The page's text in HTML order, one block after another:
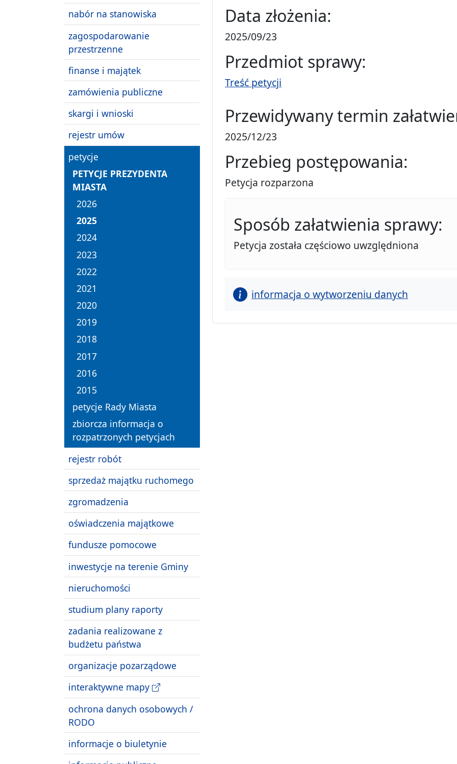
nabór na stanowiska
zagospodarowanie
przestrzenne
finanse i majątek
zamówienia publiczne
skargi i wnioski
rejestr umów
petycje
PETYCJE PREZYDENTA
MIASTA
2026
2025
2024
2023
2022
2021
2020
2019
2018
2017
2016
2015
petycje Rady Miasta
zbiorcza informacja o
rozpatrzonych petycjach
rejestr robót
sprzedaż majątku ruchomego
zgromadzenia
oświadczenia majątkowe
fundusze pomocowe
inwestycje na terenie Gminy
nieruchomości
studium plany raporty
zadania realizowane z
budżetu państwa
organizacje pozarządowe
interaktywne mapy
ochrona danych osobowych /
RODO
informacje o biuletynie
Data złożenia:
2025/09/23
Przedmiot sprawy:
Treść petycji
Przewidywany termin
2025/12/23
Przebieg postępowania:
Petycja rozparzona
Sposób załatwienia sprawy:
Petycja została częściowo uwzględniona
informacja o wytworzeniu danych